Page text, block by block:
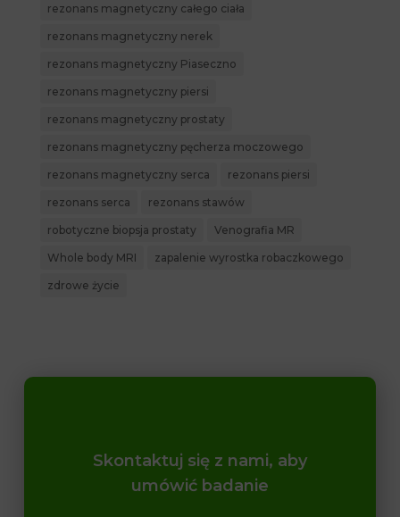
rezonans magnetyczny całego ciała
rezonans magnetyczny nerek
rezonans magnetyczny Piaseczno
rezonans magnetyczny piersi
rezonans magnetyczny prostaty
rezonans magnetyczny pęcherza moczowego
rezonans magnetyczny serca rezonans piersi
rezonans serca rezonans stawów
robotyczne biopsja prostaty Venografia MR
Whole body MRI zapalenie wyrostka robaczkowego
zdrowe życie
Skontaktuj się z nami, aby
umówić badanie